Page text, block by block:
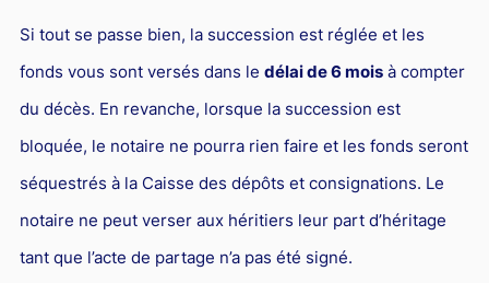
Si tout se passe bien, la succession est réglée et les
fonds vous sont versés dans le délai de 6 moisà compter
du décès. En revanche, lorsque la succession est
bloquée, le notaire ne pourra rien faire et les fonds seront
séquestrés à la Caisse des dépôts et consignations. Le
notaire ne peut verser aux héritiers leur part d’héritage
tant que l’acte de partage n’a pas été signé.